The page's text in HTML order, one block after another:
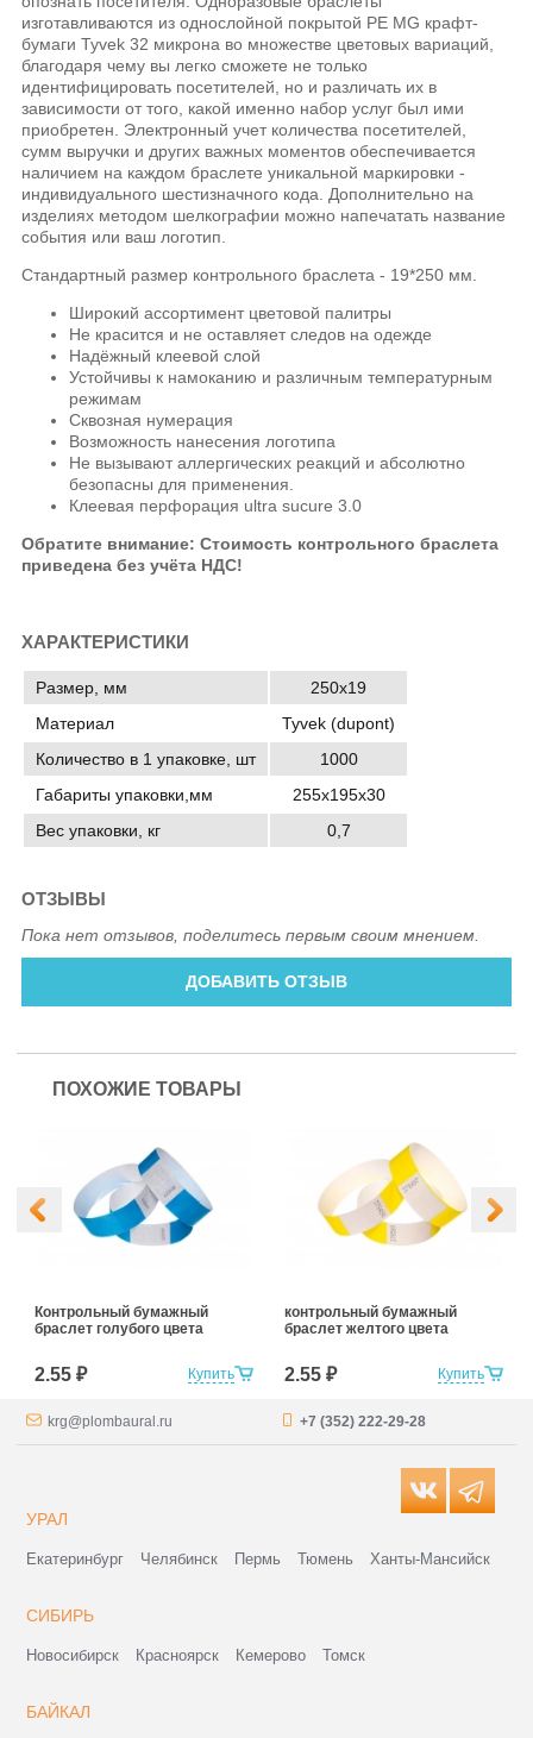
изготавливаются из однослойной покрытой РЕ MG крафт-
бумаги Tyvek 32 микрона во множестве цветовых вариаций,
благодаря чему вы легко сможете не только
идентифицировать посетителей, но и различать их в
зависимости от того, какой именно набор услуг был ими
приобретен. Электронный учет количества посетителей,
сумм выручки и других важных моментов обеспечивается
наличием на каждом браслете уникальной маркировки -
индивидуального шестизначного кода. Дополнительно на
изделиях методом шелкографии можно напечатать название
события или ваш логотип.
Стандартный размер контрольного браслета - 19*250 мм.
Широкий ассортимент цветовой палитры
Не красится и не оставляет следов на одежде
Надёжный клеевой слой
Устойчивы к намоканию и различным температурным
режимам
Сквозная нумерация
Возможность нанесения логотипа
Не вызывают аллергических реакций и абсолютно
безопасны для применения.
Клеевая перфорация ultra sucure 3.0
Обратите внимание: Стоимость контрольного браслета
приведена без учёта НДС!
ХАРАКТЕРИСТИКИ
Размер, мм
250х19
Материал
Tyvek (dupont)
Количество в 1 упаковке, шт
1000
Габариты упаковки,мм
255х195х30
Вес упаковки, кг
0,7
ОТЗЫВЫ
Пока нет отзывов, поделитесь первым своим мнением.
ДОБАВИТЬ ОТЗЫВ
ПОХОЖИЕ ТОВАРЫ
Купить
Контрольный бумажный
браслет голубого цвета
2.55 ₽ Купить
контрольный бумажный
браслет желтого цвета
2.55 ₽
krg@plombaural.ru +7 (352) 222-29-28
УРАЛ
Екатеринбург Челябинск Пермь Тюмень Ханты-Мансийск
СИБИРЬ
Новосибирск Красноярск Кемерово Томск
БАЙКАЛ